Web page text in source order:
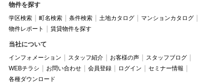
物件を探す
学区検索 町名検索 条件検索 土地カタログ
マンションカタログ
物件レポート
賃貸物件を探す
当社について
インフォメーション スタッフ紹介 お客様の声
スタッフブログ
WEBチラシ
お問い合わせ 会員登録 ログイン
セミナー情報
各種ダウンロード